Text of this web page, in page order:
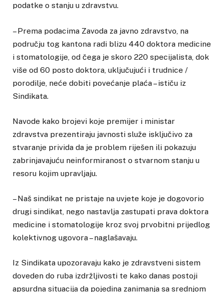
podatke o stanju u zdravstvu.
– Prema podacima Zavoda za javno zdravstvo, na
području tog kantona radi blizu 440 doktora medicine
i stomatologije, od čega je skoro 220 specijalista, dok
više od 60 posto doktora, uključujući i trudnice /
porodilje, neće dobiti povećanje plaća – ističu iz
Sindikata.
Navode kako brojevi koje premijer i ministar
zdravstva prezentiraju javnosti služe isključivo za
stvaranje privida da je problem riješen ili pokazuju
zabrinjavajuću neinformiranost o stvarnom stanju u
resoru kojim upravljaju.
– Naš sindikat ne pristaje na uvjete koje je dogovorio
drugi sindikat, nego nastavlja zastupati prava doktora
medicine i stomatologije kroz svoj prvobitni prijedlog
kolektivnog ugovora – naglašavaju.
Iz Sindikata upozoravaju kako je zdravstveni sistem
doveden do ruba izdržljivosti te kako danas postoji
apsurdna situacija da pojedina zanimanja sa srednjom